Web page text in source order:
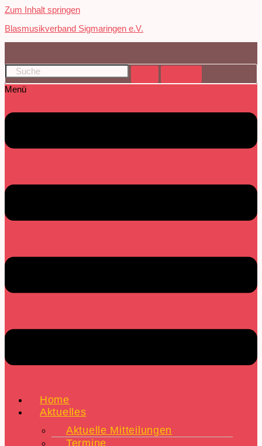
Zum Inhalt springen
Blasmusikverband Sigmaringen e.V.
Menü
Home
Aktuelles
Aktuelle Mitteilungen
Termine